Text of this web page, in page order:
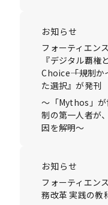
フォーティエン
『デジタル覇
Choice――「規制
た選択』が発刊
～「Mythos」が
制の第一人者が
因を解明〜
お知らせ
フォーティエン
務改革 実践の教
お知らせ